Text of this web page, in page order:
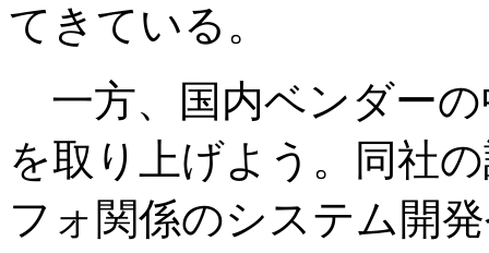
てきている。
一方、国内ベンダー
を取り上げよう。同社
フォ関係のシステム開